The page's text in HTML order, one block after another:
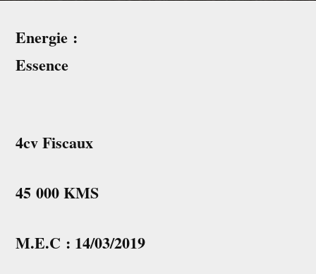
Energie :
Essence
4cv Fiscaux
45 000 KMS
M.E.C : 14/03/2019